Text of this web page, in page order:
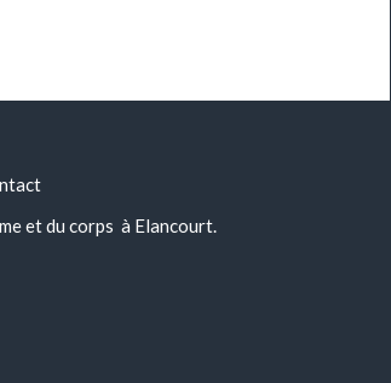
et du corps à Elancourt.